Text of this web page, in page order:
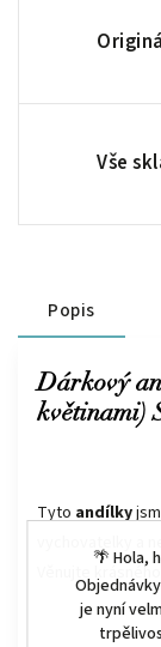
🌴 Hola,
je nyní
Vše
Popis
Dárkový
květinami)
Tyto andílky
Věnujte